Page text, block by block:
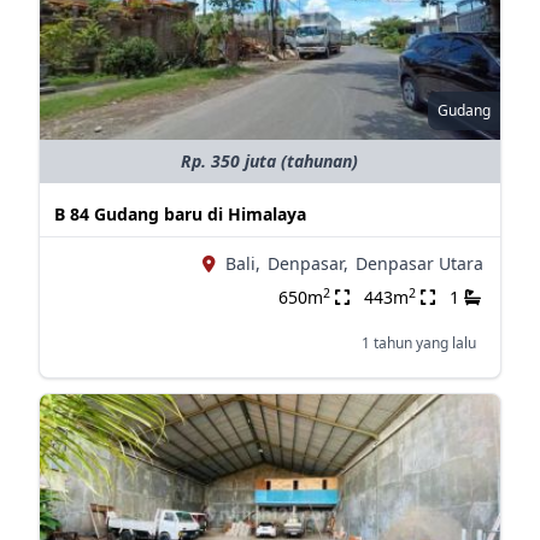
Gudang
Rp. 350 juta (tahunan)
B 84 Gudang baru di Himalaya
Bali, Denpasar, Denpasar Utara
650m2 443m2 1
1 tahun yang lalu